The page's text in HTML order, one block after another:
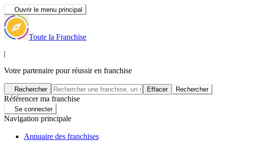
Ouvrir le menu principal
Toute la Franchise
|
Votre partenaire pour réussir en franchise
Rechercher Effacer Rechercher
Référencer ma franchise
Se connecter
Navigation principale
Annuaire des franchises